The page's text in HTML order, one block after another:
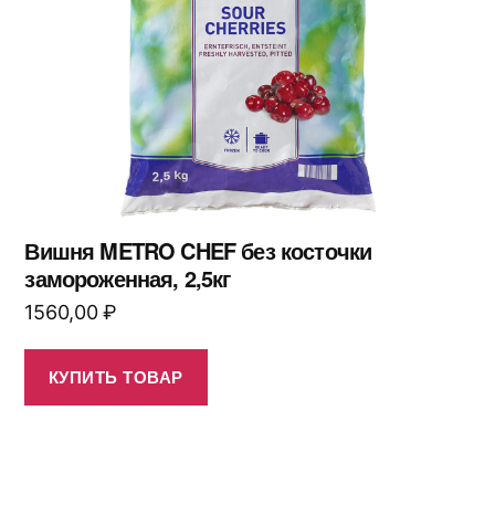
Вишня METRO CHEF без косточки
замороженная, 2,5кг
1560,00₽
КУПИТЬ ТОВАР